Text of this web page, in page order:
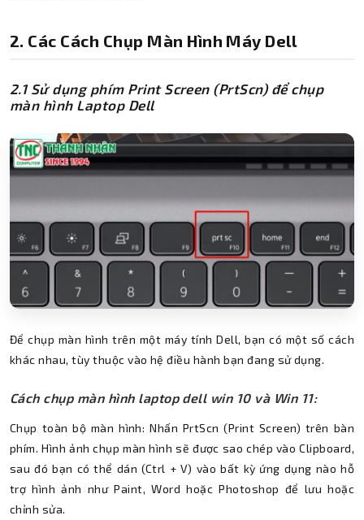
2. Các Cách Chụp Màn Hình Máy Dell
2.1 Sử dụng phím Print Screen (PrtScn) để chụp
màn hình Laptop Dell
Để chụp màn hình trên một máy tính Dell, bạn có một số cách
khác nhau, tùy thuộc vào hệ điều hành bạn đang sử dụng.
Cách chụp màn hình laptop dell win 10 và Win 11:
Chụp toàn bộ màn hình: Nhấn PrtScn (Print Screen) trên bàn
phím. Hình ảnh chụp màn hình sẽ được sao chép vào Clipboard,
sau đó bạn có thể dán (Ctrl + V) vào bất kỳ ứng dụng nào hỗ
trợ hình ảnh như Paint, Word hoặc Photoshop để lưu hoặc
chỉnh sửa.